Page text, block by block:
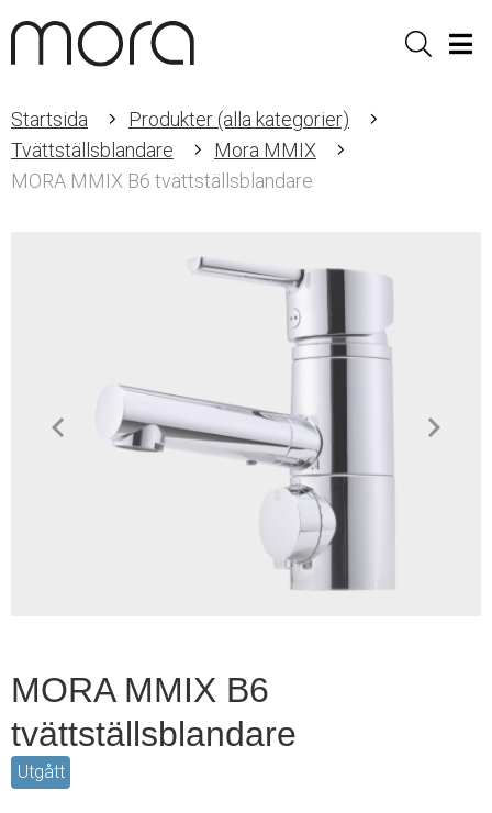
Sök
Startsida
Produkter (alla kategorier)
Tvättställsblandare
Mora MMIX
MORA MMIX B6 tvättställsblandare
MORA MMIX B6
tvättställsblandare
Utgått